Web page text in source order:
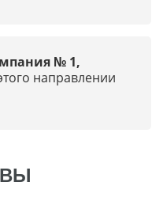
№ 1,
направлении